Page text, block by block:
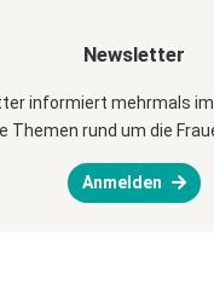
Newsletter
informiert mehrmals
Themen rund um die
Anmelden